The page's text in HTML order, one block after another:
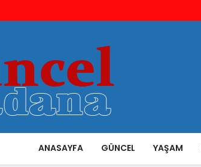
ANASAYFA GÜNCEL YAŞAM